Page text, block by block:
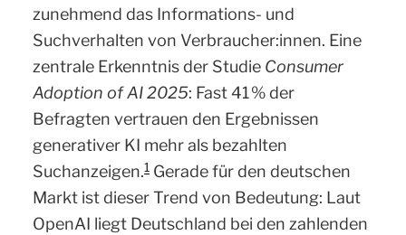
zunehmend das Informations- und
Suchverhalten von Verbraucher:innen. Eine
zentrale Erkenntnis der Studie Consumer
Adoption of AI 2025: Fast 41 % der
Befragten vertrauen den Ergebnissen
generativer KI mehr als bezahlten
Suchanzeigen.1 Gerade für den deutschen
Markt ist dieser Trend von Bedeutung: Laut
OpenAI liegt Deutschland bei den zahlenden